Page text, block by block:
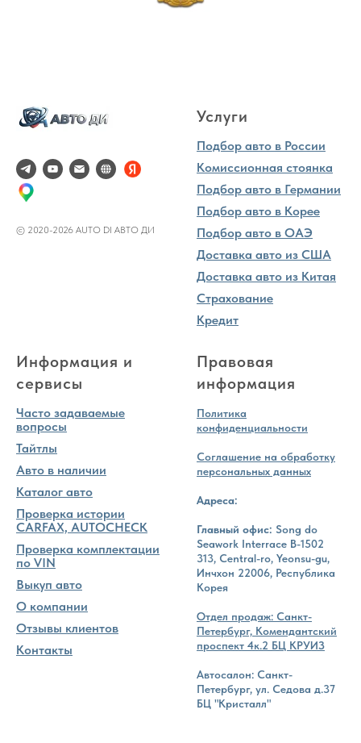
© 2020-2026 AUTO DI АВТО ДИ
Услуги
Подбор авто в России
Комиссионная стоянка
Подбор авто в Германии
Подбор авто в Корее
Подбор авто в ОАЭ
Доставка авто из США
Доставка авто из Китая
Страхование
Кредит
Информация и
сервисы
Часто задаваемые
вопросы
Тайтлы
Авто в наличии
Каталог авто
Проверка истории
CARFAX, AUTOCHECK
Проверка комплектации
по VIN
Выкуп авто
О компании
Отзывы клиентов
Контакты
Правовая
информация
Политика
конфиденциальности
Соглашение на обработку
персональных данных
Адреса:
Главный офис: Song do
Seawork Interrace B-1502
313, Central-ro, Yeonsu-gu,
Инчхон 22006, Республика
Корея
Отдел продаж: Санкт-
Петербург, Комендантский
проспект 4к.2 БЦ КРУИЗ
Автосалон: Санкт-
Петербург, ул. Седова д.37
БЦ "Кристалл"